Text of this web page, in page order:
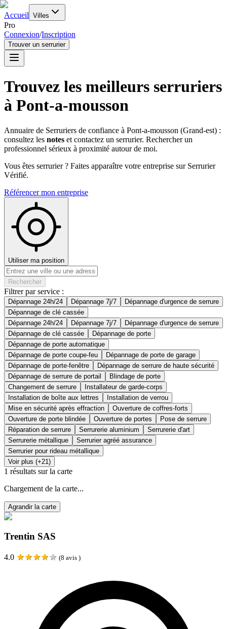
Accueil Villes
Pro
Connexion/Inscription
Trouver un serrurier
Trouvez les meilleurs serruriers
à Pont-a-mousson
Annuaire de Serruriers de confiance à Pont-a-mousson (Grand-est) :
consultez les notes et contactez un serrurier. Rechercher un
professionnel sérieux à proximité autour de moi.
Vous êtes serrurier ? Faites apparaître votre entreprise sur Serrurier
Vérifié.
Référencer mon entreprise
Utiliser ma position
Rechercher
Filtrer par service :
Dépannage 24h/24 Dépannage 7j/7
Dépannage d'urgence de serrure
Dépannage de clé cassée
Dépannage 24h/24
Dépannage 7j/7
Dépannage d'urgence de serrure
Dépannage de clé cassée
Dépannage de porte
Dépannage de porte automatique
Dépannage de porte coupe-feu
Dépannage de porte de garage
Dépannage de porte-fenêtre
Dépannage de serrure de haute sécurité
Dépannage de serrure de portail
Blindage de porte
Changement de serrure
Installateur de garde-corps
Installation de boîte aux lettres
Installation de verrou
Mise en sécurité après effraction
Ouverture de coffres-forts
Ouverture de porte blindée
Ouverture de portes
Pose de serrure
Réparation de serrure
Serrurerie aluminium
Serrurerie d'art
Serrurerie métallique
Serrurier agréé assurance
Serrurier pour rideau métallique
Voir plus (+21)
1 résultats sur la carte
Chargement de la carte...
Agrandir la carte
Trentin SAS
4.0 ★★★★★ (8 avis )